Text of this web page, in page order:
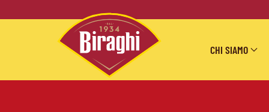
Skip to main content
CHI SIAMO